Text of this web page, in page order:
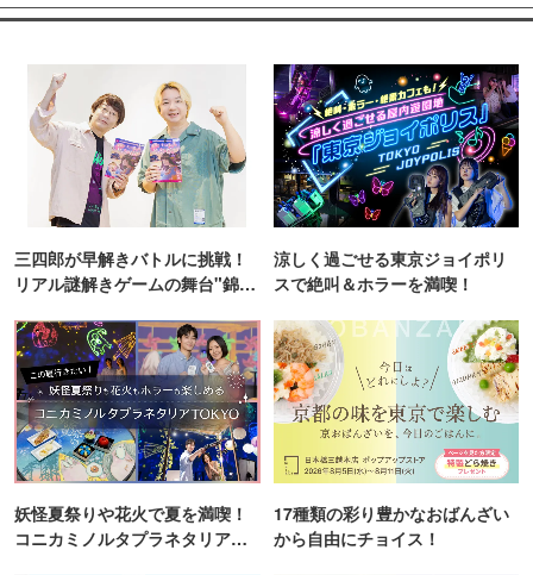
三四郎が早解きバトルに挑戦！
リアル謎解きゲームの舞台"錦糸
涼しく過ごせる東京ジョイポリ
スで絶叫＆ホラーを満喫！
妖怪夏祭りや花火で夏を満喫！
コニカミノルタプラネタリア
17種類の彩り豊かなおばんざい
から自由にチョイス！